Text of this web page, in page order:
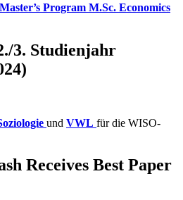
Program M.Sc. Economics
3. Studienjahr
und VWL für die WISO-
Receives Best Paper